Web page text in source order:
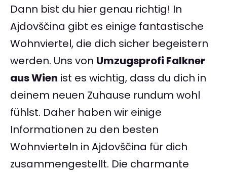
Dann bist du hier genau richtig! In
Ajdovščina gibt es einige fantastische
Wohnviertel, die dich sicher begeistern
werden. Uns von Umzugsprofi Falkner
aus Wien ist es wichtig, dass du dich in
deinem neuen Zuhause rundum wohl
fühlst. Daher haben wir einige
Informationen zu den besten
Wohnvierteln in Ajdovščina für dich
zusammengestellt. Die charmante